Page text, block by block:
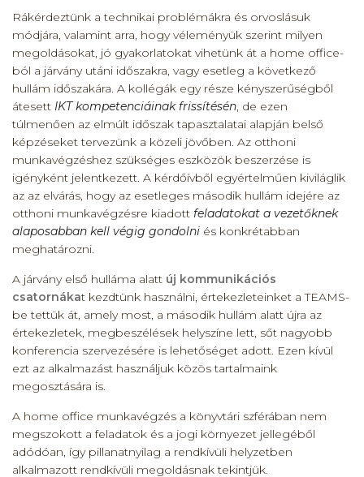
Rákérdeztünk a technikai problémákra és orvoslásuk
módjára, valamint arra, hogy véleményük szerint milyen
megoldásokat, jó gyakorlatokat vihetünk át a home office-
ból a járvány utáni időszakra, vagy esetleg a következő
hullám időszakára. A kollégák egy része kényszerűségből
átesett IKT kompetenciáinak frissítésén, de ezen
túlmenően az elmúlt időszak tapasztalatai alapján belső
képzéseket tervezünk a közeli jövőben. Az otthoni
munkavégzéshez szükséges eszközök beszerzése is
igényként jelentkezett. A kérdőívből egyértelműen kiviláglik
az az elvárás, hogy az esetleges második hullám idejére az
otthoni munkavégzésre kiadott feladatokat a vezetőknek
alaposabban kell végig gondolni és konkrétabban
meghatározni.
A járvány első hulláma alatt új kommunikációs
csatornákat kezdtünk használni, értekezleteinket a TEAMS-
be tettük át, amely most, a második hullám alatt újra az
értekezletek, megbeszélések helyszíne lett, sőt nagyobb
konferencia szervezésére is lehetőséget adott. Ezen kívül
ezt az alkalmazást használjuk közös tartalmaink
megosztására is.
A home office munkavégzés a könyvtári szférában nem
megszokott a feladatok és a jogi környezet jellegéből
adódóan, így pillanatnyilag a rendkívüli helyzetben
alkalmazott rendkívüli megoldásnak tekintjük.